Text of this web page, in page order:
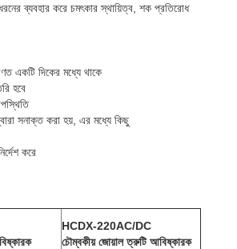
ব্যবহার করে চমৎকার স্থায়িত্ব, শক প্রতিরোধ
একটি দিকের মধ্যে থাকে
হবে
সনাক্ত করা হয়, এর মধ্যে কিছু
করে
HCDX-220AC/DC
চৌম্বকীয় জোয়াল ত্রুটি আবিষ্কারক